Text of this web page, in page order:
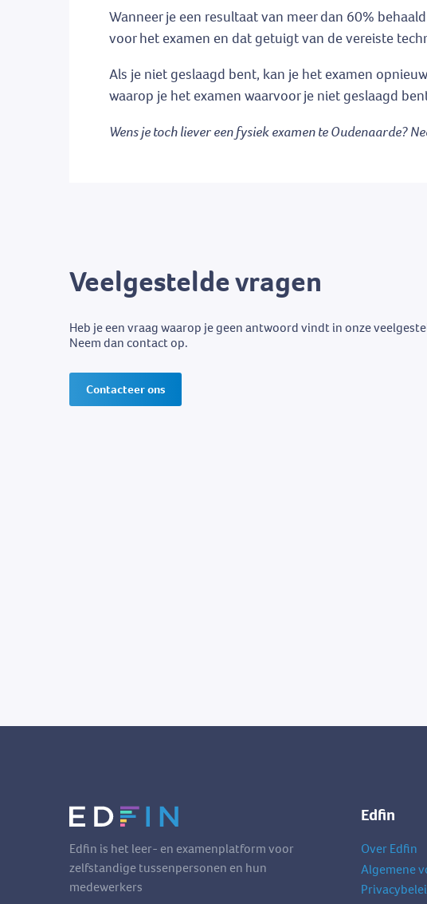
Wanneer je een resultaat van meer dan 60%
voor het examen en dat getuigt van de vereiste
Als je niet geslaagd bent, kan je het examen
waarop je het examen waarvoor je niet geslaagd
Wens je toch liever een fysiek examen te Oudenaarde?
Veelgestelde vragen
Heb je een vraag waarop je geen antwoord vindt in onze
Neem dan contact op.
Contacteer ons
Edfin is het leer- en examenplatform voor
zelfstandige tussenpersonen en hun
medewerkers
Edfin
Over Edfin
Algemene